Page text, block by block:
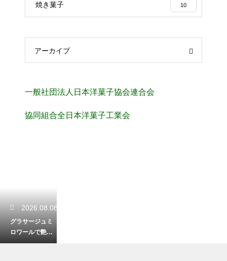
焼き菓子 10
アーカイブ
一般社団法人日本洋菓子協会連合会
協同組合全日本洋菓子工業会
2026.08.08
グラサージュミ
ロワールで艶出
し！ゼラチンを